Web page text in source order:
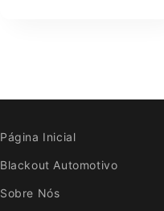
Página Inicial
Blackout Automotivo
Sobre Nós